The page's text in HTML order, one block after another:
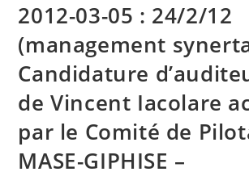
2012-03-05 : 24/2/12
(management
Candidature
de Vincent Iacolare
par le Comité de
MASE-GIPHISE –